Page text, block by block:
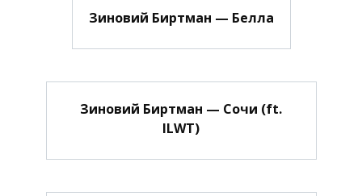
Зиновий Биртман — Белла
Зиновий Биртман — Сочи (ft.
ILWT)